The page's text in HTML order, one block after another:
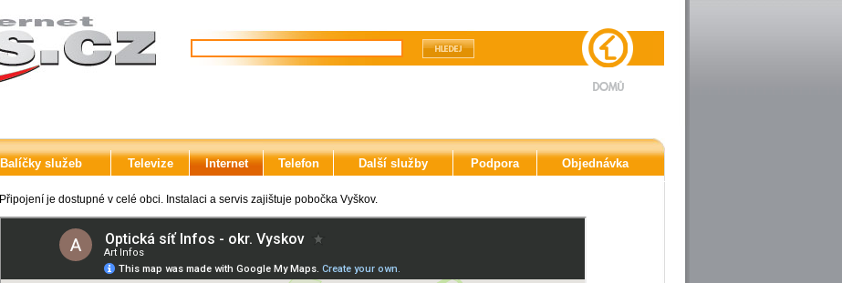
Balíčky služeb Televize Internet Telefon Další služby Podpora Objednávka
Připojení je dostupné v celé obci. Instalaci a servis zajištuje pobočka Vyškov.